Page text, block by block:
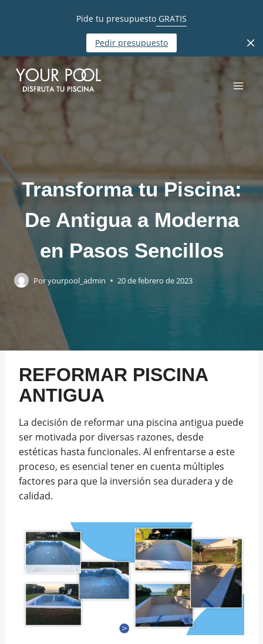
Pide tu presupuesto GRATIS
Pedir presupuesto
Saltar
contenido
Transforma tu Piscina:
De Antigua a Moderna
en Pasos Sencillos
Poryourpool_admin 20 de febrero de 2023
REFORMAR PISCINA
ANTIGUA
La decisión de reformar una piscina antigua puede
ser motivada por diversas razones, desde
estéticas hasta funcionales. Al enfrentarse a este
proceso, es esencial tener en cuenta múltiples
factores para que la inversión sea duradera y de
calidad.